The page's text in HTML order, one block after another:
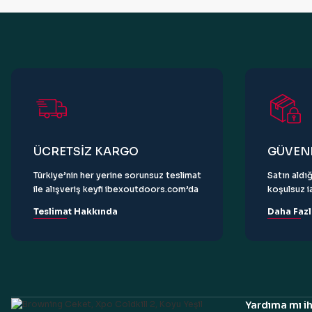
ÜCRETSİZ KARGO
Türkiye’nin her yerine sorunsuz teslimat
ile alışveriş keyfi ibexoutdoors.com’da
Teslimat Hakkında
Satın
koşulsuz
Daha
Yardıma mı